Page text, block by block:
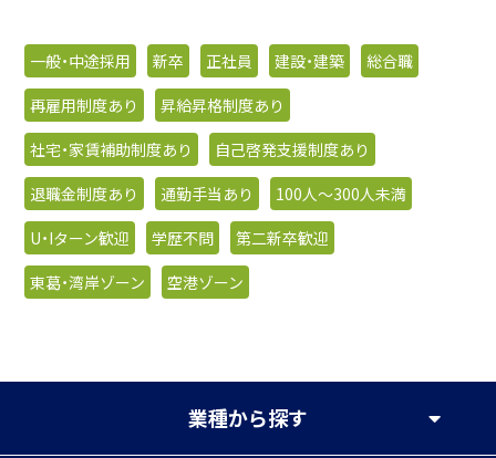
一般・中途採用 新卒 正社員 建設・建築
総合職
再雇用制度あり
昇給昇格制度あり
社宅・家賃補助制度あり
自己啓発支援制度あり
退職金制度あり
通勤手当あり
100人〜300人未満
U・Iターン歓迎
学歴不問
第二新卒歓迎
東葛・湾岸ゾーン
空港ゾーン
業種から探す